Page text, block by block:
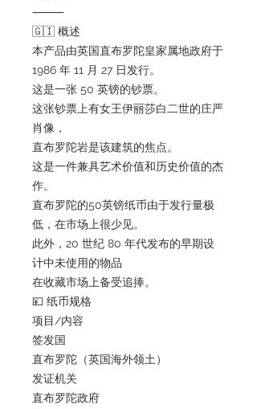
⸻
🇬🇮 概述
本产品由英国直布罗陀皇家属地政府于
1986 年 11 月 27 日发行。
这是一张 50 英镑的钞票。
这张钞票上有女王伊丽莎白二世的庄严
肖像，
直布罗陀岩是该建筑的焦点。
这是一件兼具艺术价值和历史价值的杰
作。
直布罗陀的50英镑纸币由于发行量极
低，在市场上很少见。
此外，20 世纪 80 年代发布的早期设
计中未使用的物品
在收藏市场上备受追捧。
💴 纸币规格
项目/内容
签发国
直布罗陀（英国海外领土）
发证机关
直布罗陀政府